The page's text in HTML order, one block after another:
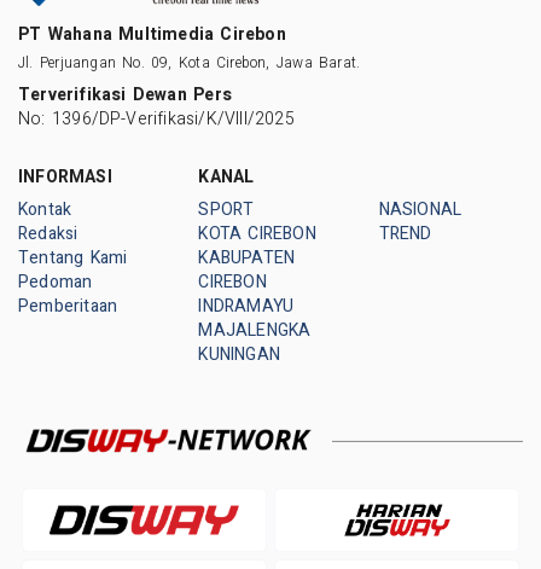
PT Wahana Multimedia Cirebon
Jl. Perjuangan No. 09, Kota Cirebon, Jawa Barat.
Terverifikasi Dewan Pers
No: 1396/DP-Verifikasi/K/VIII/2025
INFORMASI
Kontak
Redaksi
Tentang Kami
Pedoman
Pemberitaan
KANAL
SPORT
KOTA CIREBON
KABUPATEN
CIREBON
INDRAMAYU
MAJALENGKA
KUNINGAN
NASIONAL
TREND